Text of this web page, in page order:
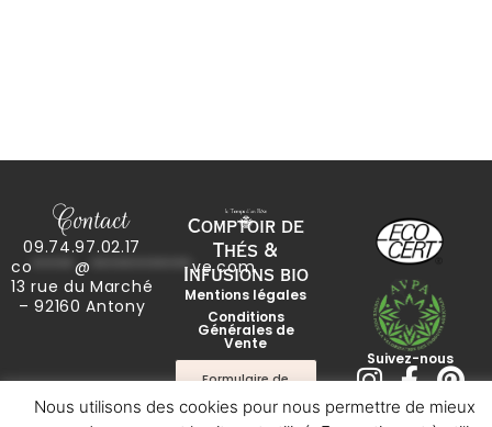
Contact
09.74.97.02.17
co
@ ************ve.com
13 rue du Marché
– 92160 Antony
Comptoir de
Thés &
Infusions bio
Mentions légales
Conditions
Générales de
Vente
Formulaire de
Suivez-nous
I
n
F
a
P
i
Nous utilisons des cookies pour nous permettre de mieux